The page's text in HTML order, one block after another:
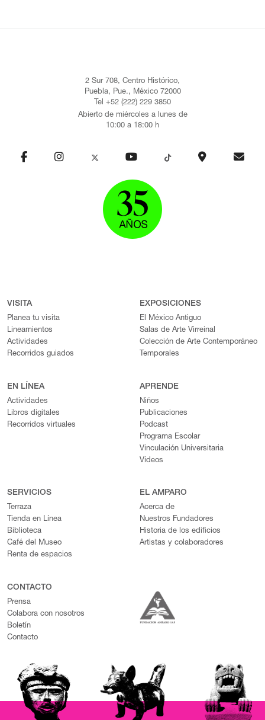
2 Sur 708, Centro Histórico,
Puebla, Pue., México 72000
Tel +52 (222) 229 3850
Abierto de miércoles a lunes de
10:00 a 18:00 h
VISITA
Planea tu visita
Lineamientos
Actividades
Recorridos guiados
EXPOSICIONES
El México Antiguo
Salas de Arte Virreinal
Colección de Arte Contemporáneo
Temporales
EN LÍNEA
Actividades
Libros digitales
Recorridos virtuales
APRENDE
Niños
Publicaciones
Podcast
Programa Escolar
Vinculación Universitaria
Videos
SERVICIOS
Terraza
Tienda en Línea
Biblioteca
Café del Museo
Renta de espacios
EL AMPARO
Acerca de
Nuestros Fundadores
Historia de los edificios
Artistas y colaboradores
CONTACTO
Prensa
Colabora con nosotros
Boletín
Contacto